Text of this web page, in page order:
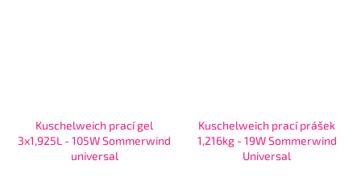
Kuschelweich prací gel
3x1,925L - 105W Sommerwind
universal
Kuschelweich prací prášek
1,216kg - 19W Sommerwind
Universal